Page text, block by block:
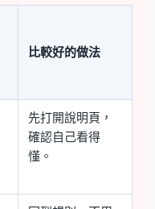
比較好的做法
先打開說明頁，
確認自己看得
懂。